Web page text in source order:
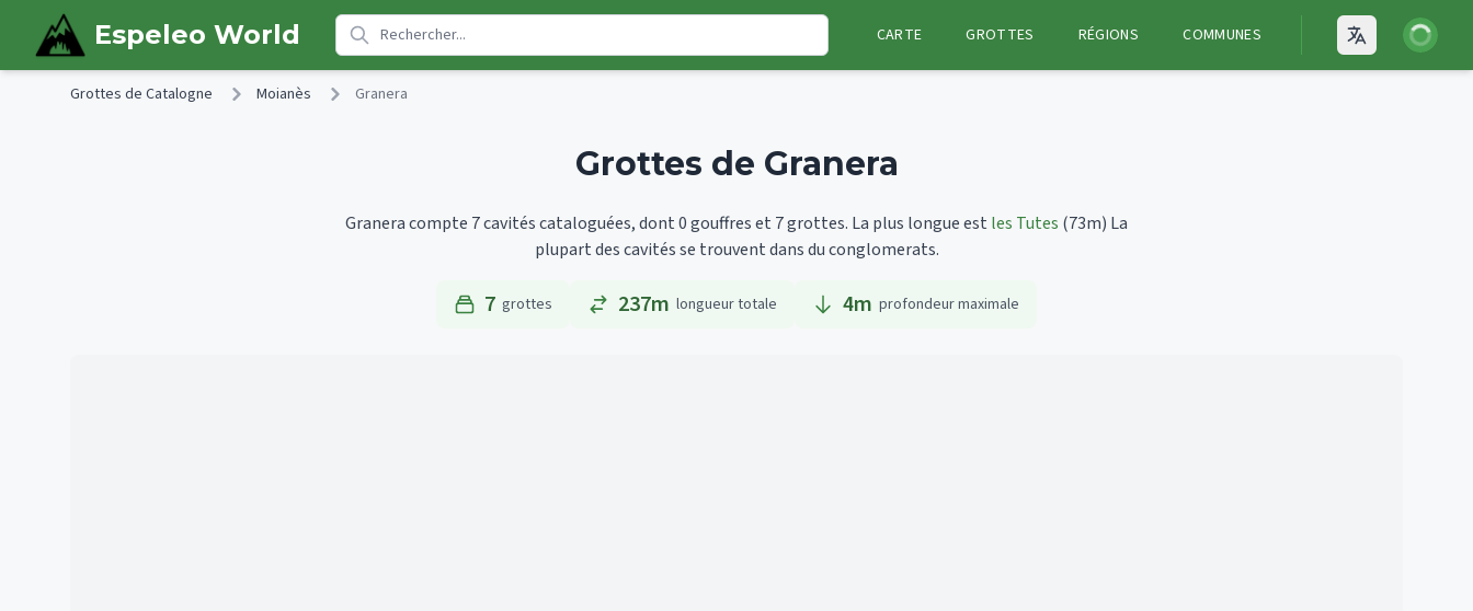
Skip to main content
Espeleo World CARTE GROTTES RÉGIONS COMMUNES Open
Connexion
Grottes de Catalogne Moianès Granera
Grottes de Granera
Granera compte 7 cavités cataloguées, dont 0 gouffres et 7 grottes. La plus longue est les Tutes (73m) La
plupart des cavités se trouvent dans du conglomerats.
7 grottes 237m longueur totale 4m profondeur maximale